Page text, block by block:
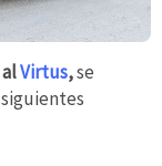
Virtus,se